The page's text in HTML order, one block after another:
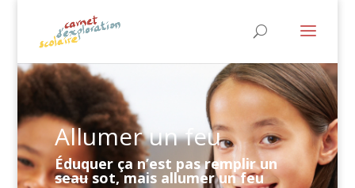
Allumer un feu
Éduquer ça n’est pas remplir un
seausot, mais allumer un feu